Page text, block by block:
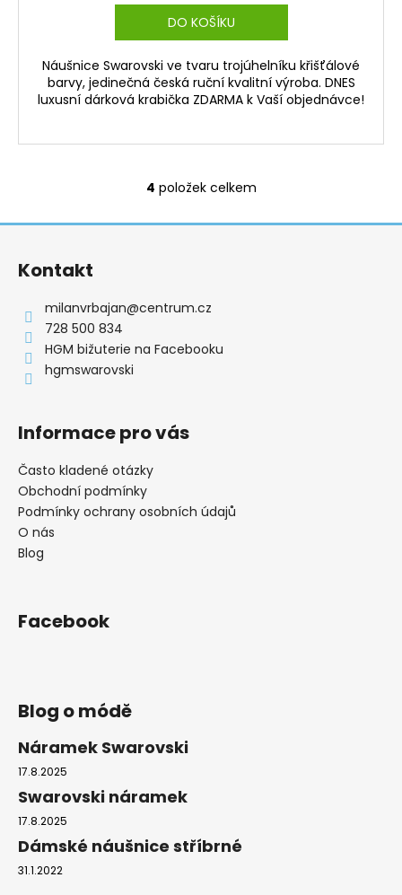
DO KOŠÍKU
Náušnice Swarovski ve tvaru trojúhelníku křišťálové
barvy, jedinečná česká ruční kvalitní výroba. DNES
luxusní dárková krabička ZDARMA k Vaší objednávce!
O
v
c
p
i
4 položek celkem
Z
Kontakt
milanvrbajan@centrum.cz
728 500 834
HGM bižuterie na Facebooku
hgmswarovski
Informace pro vás
Často kladené otázky
Obchodní podmínky
Podmínky ochrany osobních údajů
O nás
Blog
Facebook
Blog o módě
Náramek Swarovski
17.8.2025
Swarovski náramek
17.8.2025
Dámské náušnice stříbrné
31.1.2022